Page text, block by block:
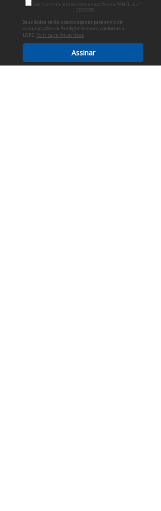
Concordo em receber comunicações da PANFLIGHT
SENSORS.
Seus dados serão usados apenas para envio de
comunicações da Panflight Sensors, conforme a
LGPD. Política de Privacidade
Assinar